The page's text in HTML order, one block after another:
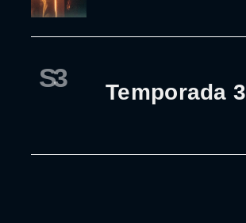
S3 Temporada 3